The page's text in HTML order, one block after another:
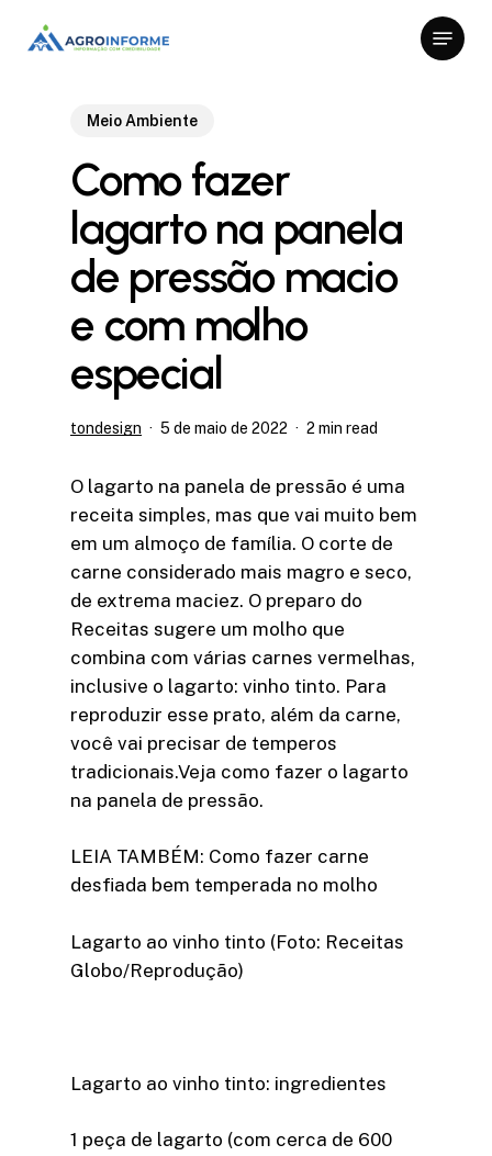
Menu
Meio Ambiente
Como fazer
lagarto na panela
de pressão macio
e com molho
especial
tondesign 5 de maio de 2022 2 min read
O lagarto na panela de pressão é uma
receita simples, mas que vai muito bem
em um almoço de família. O corte de
carne considerado mais magro e seco,
de extrema maciez. O preparo do
Receitas sugere um molho que
combina com várias carnes vermelhas,
inclusive o lagarto: vinho tinto. Para
reproduzir esse prato, além da carne,
você vai precisar de temperos
tradicionais.Veja como fazer o lagarto
na panela de pressão.
LEIA TAMBÉM: Como fazer carne
desfiada bem temperada no molho
Lagarto ao vinho tinto (Foto: Receitas
Globo/Reprodução)
Lagarto ao vinho tinto: ingredientes
1 peça de lagarto (com cerca de 600